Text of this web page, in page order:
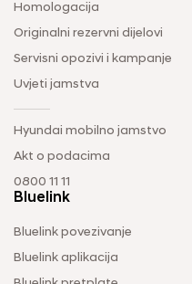
Homologacija
Originalni rezervni dijelovi
Servisni opozivi i kampanje
Uvjeti jamstva
Hyundai mobilno jamstvo
Akt o podacima
0800 11 11
Bluelink
Bluelink povezivanje
Bluelink aplikacija